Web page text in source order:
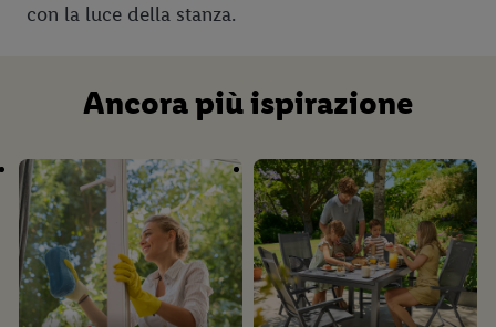
con la luce della stanza.
Ancora più ispirazione